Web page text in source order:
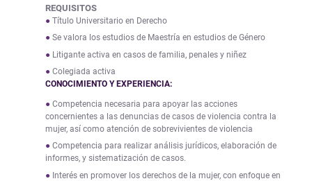
REQUISITOS
Título Universitario en Derecho
Se valora los estudios de Maestría en estudios de Género
Litigante activa en casos de familia, penales y niñez
Colegiada activa
CONOCIMIENTO Y EXPERIENCIA:
Competencia necesaria para apoyar las acciones
concernientes a las denuncias de casos de violencia contra la
mujer, así como atención de sobrevivientes de violencia
Competencia para realizar análisis jurídicos, elaboración de
informes, y sistematización de casos.
Interés en promover los derechos de la mujer, con enfoque en